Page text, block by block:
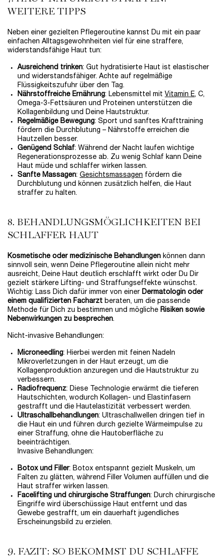
WEITERE TIPPS
Neben einer gezielten Pflegeroutine kannst Du mit ein paar
einfachen Alltagsgewohnheiten viel für eine straffere,
widerstandsfähige Haut tun:
Ausreichend trinken: Gut hydratisierte Haut ist elastischer
und widerstandsfähiger. Achte auf regelmäßige
Flüssigkeitszufuhr über den Tag.
Nährstoffreiche Ernährung: Lebensmittel mit Vitamin E, C,
Omega-3-Fettsäuren und Proteinen unterstützen die
Kollagenbildung und Deine Hautstruktur.
Regelmäßige Bewegung: Sport und sanftes Krafttraining
fördern die Durchblutung – Nährstoffe erreichen die
Hautzellen besser.
Genügend Schlaf: Während der Nacht laufen wichtige
Regenerationsprozesse ab. Zu wenig Schlaf kann Deine
Haut müde und schlaffer wirken lassen.
Sanfte Massagen: Gesichtsmassagen fördern die
Durchblutung und können zusätzlich helfen, die Haut
straffer zu halten.
8. BEHANDLUNGSMÖGLICHKEITEN BEI
SCHLAFFER HAUT
Kosmetische oder medizinische Behandlungen können dann
sinnvoll sein, wenn Deine Pflegeroutine allein nicht mehr
ausreicht, Deine Haut deutlich erschlafft wirkt oder Du Dir
gezielt stärkere Lifting- und Straffungseffekte wünschst.
Wichtig: Lass Dich dafür immer von einer Dermatologin oder
einem qualifizierten Facharzt beraten, um die passende
Methode für Dich zu bestimmen und mögliche Risiken sowie
Nebenwirkungen zu besprechen.
Nicht-invasive Behandlungen:
Microneedling: Hierbei werden mit feinen Nadeln
Mikroverletzungen in der Haut erzeugt, um die
Kollagenproduktion anzuregen und die Hautstruktur zu
verbessern.
Radiofrequenz: Diese Technologie erwärmt die tieferen
Hautschichten, wodurch Kollagen- und Elastinfasern
gestrafft und die Hautelastizität verbessert werden.
Ultraschallbehandlungen: Ultraschallwellen dringen tief in
die Haut ein und führen durch gezielte Wärmeimpulse zu
einer Straffung, ohne die Hautoberfläche zu
beeinträchtigen.
Invasive Behandlungen:
Botox und Filler: Botox entspannt gezielt Muskeln, um
Falten zu glätten, während Filler Volumen auffüllen und die
Haut straffer wirken lassen.
Facelifting und chirurgische Straffungen: Durch chirurgische
Eingriffe wird überschüssige Haut entfernt und das
Gewebe gestrafft, um ein dauerhaft jugendliches
Erscheinungsbild zu erzielen.
9. FAZIT: SO BEKOMMST DU SCHLAFFE